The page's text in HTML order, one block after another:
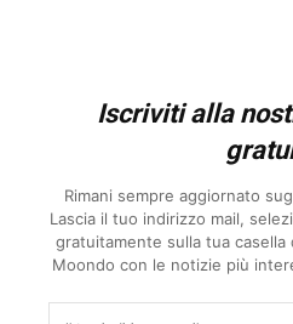
Iscriviti alla
Rimani sempre aggiornato
Lascia il tuo indirizzo mail,
gratuitamente sulla tua casella
Moondo con le notizie più